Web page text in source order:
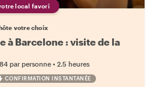
local favori
votre choix
à Barcelone : visite de la
par personne • 2.5 heures
CONFIRMATION INSTANTANÉE